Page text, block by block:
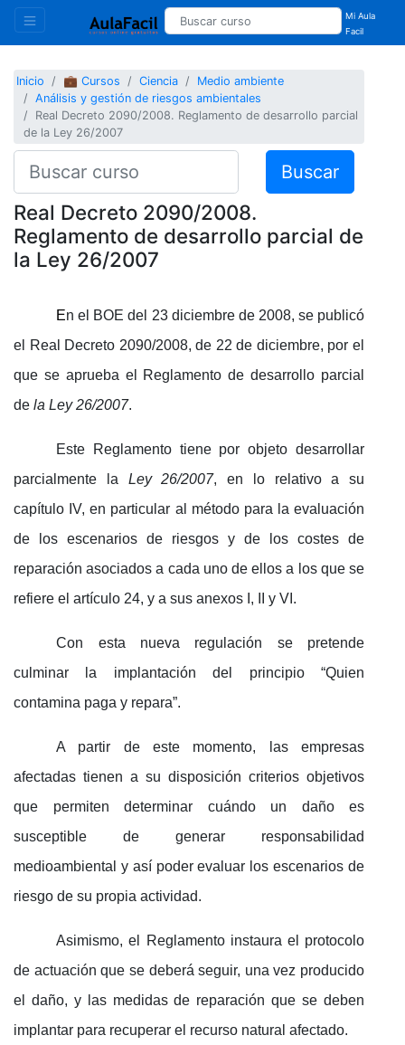
Mi Aula
Facil
Inicio 💼 Cursos Ciencia
Medio ambiente
Análisis y gestión de riesgos ambientales
Real Decreto 2090/2008. Reglamento de desarrollo parcial
de la Ley 26/2007
Buscar
Real Decreto 2090/2008.
Reglamento de desarrollo parcial de
la Ley 26/2007
En el BOE del 23 diciembre de 2008, se publicó
el Real Decreto 2090/2008, de 22 de diciembre, por el
que se aprueba el Reglamento de desarrollo parcial
de la Ley 26/2007.
Este Reglamento tiene por objeto desarrollar
parcialmente la Ley 26/2007, en lo relativo a su
capítulo IV, en particular al método para la evaluación
de los escenarios de riesgos y de los costes de
reparación asociados a cada uno de ellos a los que se
refiere el artículo 24, y a sus anexos I, II y VI.
Con esta nueva regulación se pretende
culminar la implantación del principio “Quien
contamina paga y repara”.
A partir de este momento, las empresas
afectadas tienen a su disposición criterios objetivos
que permiten determinar cuándo un daño es
susceptible de generar responsabilidad
medioambiental y así poder evaluar los escenarios de
riesgo de su propia actividad.
Asimismo, el Reglamento instaura el protocolo
de actuación que se deberá seguir, una vez producido
el daño, y las medidas de reparación que se deben
implantar para recuperar el recurso natural afectado.